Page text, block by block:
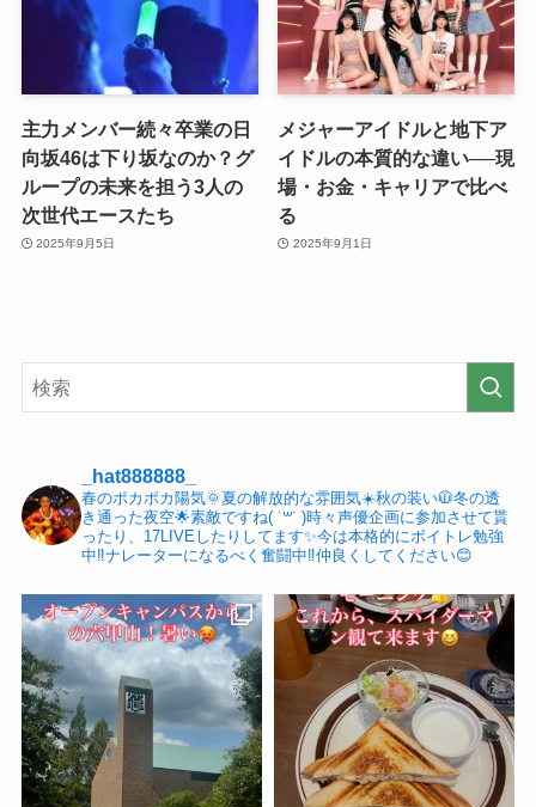
主力メンバー続々卒業の日
向坂46は下り坂なのか？グ
ループの未来を担う3人の
次世代エースたち
2025年9月5日
メジャーアイドルと地下ア
イドルの本質的な違い──現
場・お金・キャリアで比べ
る
2025年9月1日
_hat888888_
春のポカポカ陽気🌞夏の解放的な雰囲気☀️秋の装い🧥冬の透
き通った夜空🌟素敵ですね( ˙꒳​˙ )時々声優企画に参加させて貰
ったり、17LIVEしたりしてます✨今は本格的にボイトレ勉強
中‼️ナレーターになるべく奮闘中‼️仲良くしてください😊